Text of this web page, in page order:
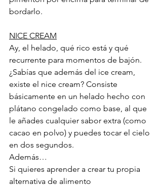
bordarlo.
NICE CREAM
Ay, el helado, qué rico está y qué
recurrente para momentos de bajón.
¿Sabías que además del ice cream,
existe el nice cream? Consiste
básicamente en un helado hecho con
plátano congelado como base, al que
le añades cualquier sabor extra (como
cacao en polvo) y puedes tocar el cielo
en dos segundos.
Además…
Si quieres aprender a crear tu propia
alternativa de alimento